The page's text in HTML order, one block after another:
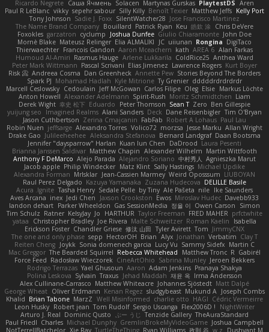
Ricardo Negrete Саша Ячмень Solacen Martynas Gurskas PlaytestDS Aren
Paul R LeBlanc vikky sepehr sabour Silly Killy Benoît Texier Matthew Jeffs Kelly Port
Tony Johnson Sadie J. Foxx SilentWatcher28 Jose Francisco Martinez
The Name Brand Company Bouillard Patrick Ryan Keu 皓欽 涂 Chris DeVere
Foxokles garzatron cyclump Joshua Dunfee Giulio Chiaramonte John Doe
Mornè Blake Mateusz Relinger Elia ALMALIKI JC uiiunan Rongina DigiTaco
Thierwaechter Francois Gandon Aaron Mceachern kath AREA 6 Alan Farkas
Humoud Al-Amiri Rasmus Hauge Arlene Lukkarila ColdRice25 Anthea Ward
Peter Mark Wittmann Pascal Scrivani Elias Jimenez Lawrence Rogers Kurt Boyer
Risk 📀 Andreea Cosma Dan Greenheck Annette Pew Stories Beyond The Borders
Spark PJ Mohamad Hadlah Kyle Mitrione Ty Grenier dddddrdrdrdrdr
Marcell Ceslowsky Cedoulain Jeff McGowan Carlos Filipe Oleg Elsie Markus Löchte
Anton Howell Alexander Adelmann Spirit-Rush Moritz Schmidtchen Liam
Derek Wight 幸史 松下 Eduardo Peter Thomson Sean T Zero Ben Gillespie
yuijung seo
Imagined Realms Alani Sanders Deck Dane Reisenbigler Tim O'Bryan
Jason Cuthbertson Zerina Cmajcanin FabFab Robert A Lohaus Paul Lau
Robin Nuen jeffsarge Alexandro Torres Volico72 morzsa Jesse Marku Allan Wright
Drake Gao Julileeheehee Aleksandra Stefanova Bernard Landgraf Daan Bootsma
Jennifer "daysparrow" Harlan Kuan lun Chen DaDrood Laura Pesenti
Brianna Janssen Saldivar Matthew Chapin Alexander Wilhelm Martin Wittfooth
Anthony F DeMarco Alejo Parada Alejandro Soriano 中村秀人
Agnieszka Marut
Jacob apple Philip Windecker Matz Klint Sally Hastings Michael Updike
Alexandra Forman MrIsklar Jean-Cassien Marmey Weird Oposssum LIUBOYAN
Raul Perez Delgado Kazuya Yamanaka Zuzana Hudecova DELILLE Basile
Acura .Ignite Tasha Henry Sedale Pelle by Tiny Ale Pašeta nile Ike Saunders
Aves Arcana inex Jedi Chen Jaxson Crookston Ewos Miroslav Hudec Davebb933
landon dehart Parker Wheeldon Gas SessionMedia 정율 이 Owen Carson
Simon
Tim Schulz Ratner KelsyJay Jo HARTHUR Taylor Freeman FRED MAHER prfctwhite
yataa
Christopher Bradley Joe Rivera Malte Schweitzer Roman Kaelin
Isabella
Erickson Foster Chandler Griese 修汰 山田 Tyler Avirett Tom JimmyCNX
The one and only phase sepp HectorOH Brian Alyx Jonathan Verbatim Clay T
Reiten Cheng Joykk Sonia domenech garcia Lucy Vu Sammy Sidefx Martin C
Mac Greggor The Bearded Squirrel Rebecca Whitehead Matthew Tronc R Gabirél
Force Feed Radosław Wieczorek CineArtOhio Sabrina Munley Jeroen Bekkers
Rodrigo Terrazas Yael Ghusoun Aaron Adam Jenkins Pranaya Shakya
Polina Leskova Sylvain Traxus Jehad Maddah 재윤 옥 Irma Andersson
Alex Cullinane-Carrasco Matthew Whiteacre Johannes Sjöstedt Matt Dalpé
George Wheat Oliver Erdmann Kenan Regez sludgybeast Mukund A Joseph Combs
Khalid Brian Tabone MarzZ Well Misinformed charlie otto HAGI Cédric Vermeirre
Leon Husky Robert jean Tom Rudolf Sergio Uscanga Flex2006D !
NightWriter
Arturo J. Real Dominic Qusto ぶー うじ Tenzide Gallery TheAuraStandard
Paul Friedl Charles Michael Dunphy GremlinBrokeMyVideoGame Joshua Campbell
NotTerrellBatchelor Xie Ray TurtleTheThing Ryan Williams 政則 谷 w z
Dushyant M